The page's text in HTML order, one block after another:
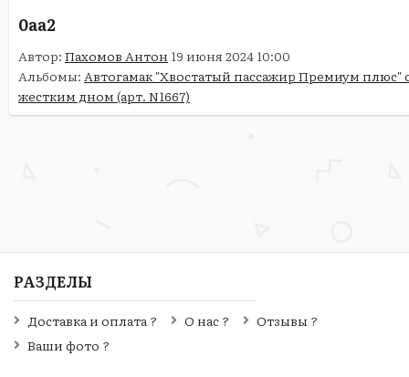
0aa2
Автор: Пахомов Антон 19 июня 2024 10:00
Альбомы: Автогамак "Хвостатый пассажир Премиум плюс"
жестким дном (арт. N1667)
РАЗДЕЛЫ
Доставка и оплата ? О нас ?
Отзывы ?
Ваши фото ?